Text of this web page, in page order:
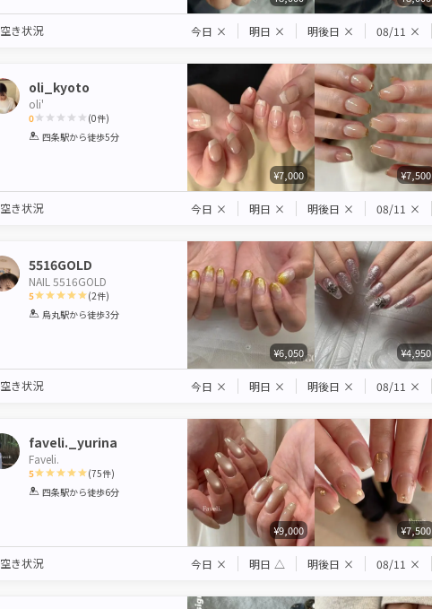
空き状況 今日 × 明日 × 明後日 × 08/11 ×
oli_kyoto
oli'
0
1 2 3 4 5
(0件)
四条駅から徒歩5分
¥7,000 ¥7,500
空き状況 今日 × 明日 × 明後日 × 08/11 ×
5516GOLD
NAIL 5516GOLD
5
1 2 3 4 5
(2件)
烏丸駅から徒歩3分
¥6,050 ¥4,950
空き状況 今日 × 明日 × 明後日 × 08/11 ×
faveli._yurina
Faveli.
5
1 2 3 4 5
(75件)
四条駅から徒歩6分
¥9,000 ¥7,500
空き状況 今日 × 明日 △ 明後日 × 08/11 ×